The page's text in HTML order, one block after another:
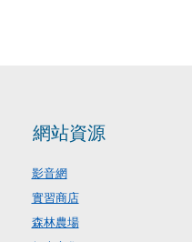
網站資源
影音網
實習商店
森林農場